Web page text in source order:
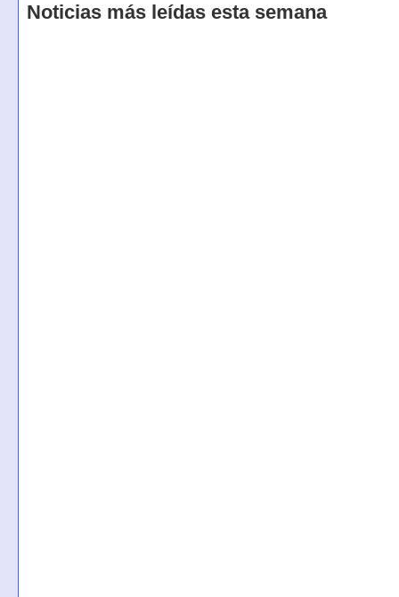
Noticias más leídas esta semana